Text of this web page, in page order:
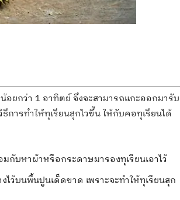
อยกว่า 1 อาทิตย์ จึงจะสามารถแกะออกมารับ
การทำให้ทุเรียนสุกไวขึ้น ให้กับคอทุเรียนได้
กับหาผ้าหรือกระดาษมารองทุเรียนเอาไว้
ว้บนพื้นปูนเด็ดขาด เพราะจะทำให้ทุเรียนสุก